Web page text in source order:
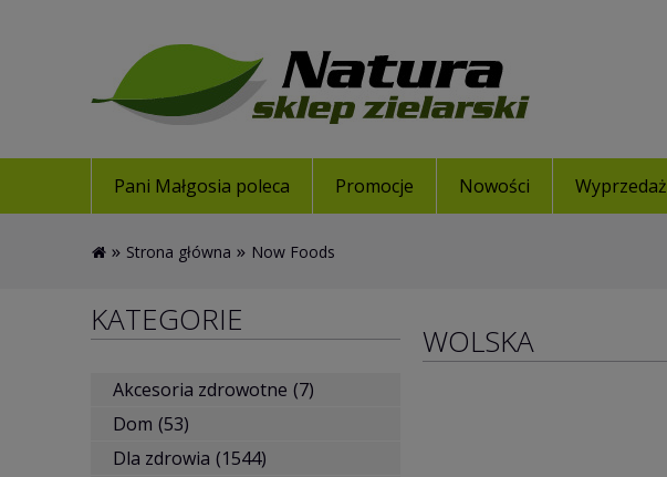
Pani Małgosia poleca Promocje Nowości Wyprzedaż
» Strona główna » Now Foods
KATEGORIE
Akcesoria zdrowotne (7)
Dom (53)
Dla zdrowia (1544)
WOLSKA